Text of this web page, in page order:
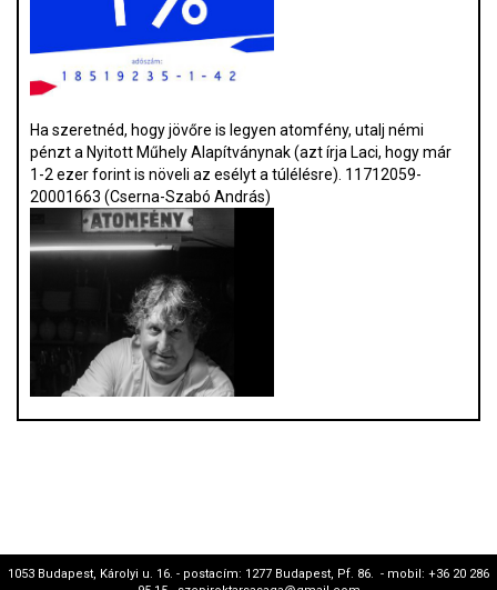
Ha szeretnéd, hogy jövőre is legyen atomfény, utalj némi
pénzt a Nyitott Műhely Alapítványnak (azt írja Laci, hogy már
1-2 ezer forint is növeli az esélyt a túlélésre). 11712059-
20001663 (Cserna-Szabó András)
1053 Budapest, Károlyi u. 16. - postacím: 1277 Budapest, Pf. 86. - mobil: +36 20 286